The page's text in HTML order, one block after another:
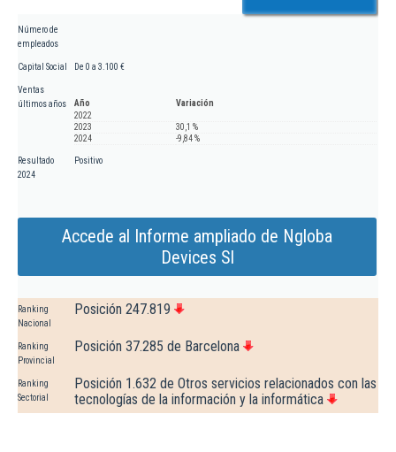
Número de
empleados
Capital Social De 0 a 3.100 €
Ventas
últimos años
Año
Variación
2022
2023
30,1 %
2024
-9,84 %
Resultado
2024
Positivo
Accede al Informe ampliado de Ngloba
Devices Sl
Ranking
Nacional
Posición 247.819
Ranking
Provincial
Posición 37.285 de Barcelona
Ranking
Sectorial
Posición 1.632 de Otros servicios relacionados con las
tecnologías de la información y la informática